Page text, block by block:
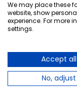
We may place these
website, show
experience. For more
settings.
Accept all
No, adjust